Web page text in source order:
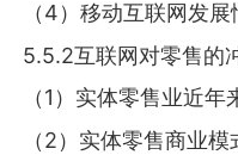
（4）移动互联网发
5.5.2互联网对零售的
（1）实体零售业近
（2）实体零售商业